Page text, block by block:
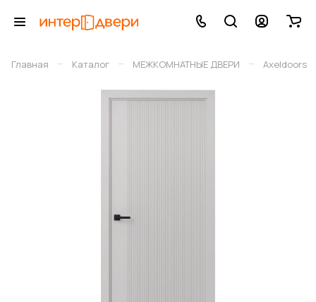
Главная – Каталог – МЕЖКОМНАТНЫЕ ДВЕРИ – Axeldoors